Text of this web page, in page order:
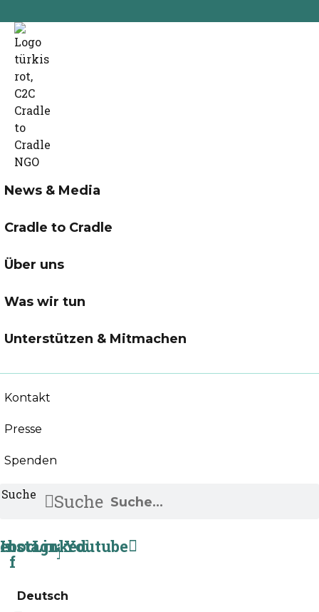
News & Media
Cradle to Cradle
Über uns
Was wir tun
Unterstützen & Mitmachen
Kontakt
Presse
Spenden
Suche Suche
f
Instagram
Linkedin
Youtube
Deutsch